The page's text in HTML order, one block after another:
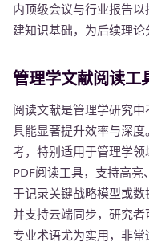
内顶级会议与行业报告
建知识基础，为后续理论
管理学文献阅读工
阅读文献是管理学研究
具能显著提升效率与深度
考，特别适用于管理学
PDF阅读工具，支持高
于记录关键战略模型或
并支持云端同步，研究
专业术语尤为实用，非